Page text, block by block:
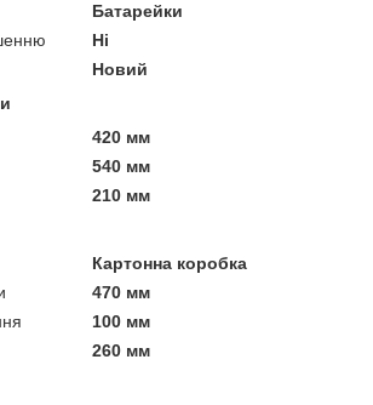
Батарейки
Ні
Новий
420 мм
540 мм
210 мм
Картонна коробка
470 мм
100 мм
260 мм